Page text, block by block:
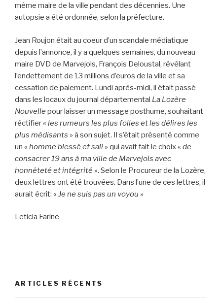
même maire de la ville pendant des décennies. Une
autopsie a été ordonnée, selon la préfecture.
Jean Roujon était au coeur d’un scandale médiatique
depuis l’annonce, il y a quelques semaines, du nouveau
maire DVD de Marvejols, François Deloustal, révélant
l’endettement de 13 millions d’euros de la ville et sa
cessation de paiement. Lundi après-midi, il était passé
dans les locaux du journal départemental La Lozère
Nouvelle pour laisser un message posthume, souhaitant
réctifier « les rumeurs les plus folles et les délires les
plus médisants » à son sujet. Il s’était présenté comme
un « homme blessé et sali » qui avait fait le choix « de
consacrer 19 ans à ma ville de Marvejols avec
honnêteté et intégrité ». Selon le Procureur de la Lozère,
deux lettres ont été trouvées. Dans l’une de ces lettres, il
aurait écrit: « Je ne suis pas un voyou »
Leticia Farine
ARTICLES RÉCENTS